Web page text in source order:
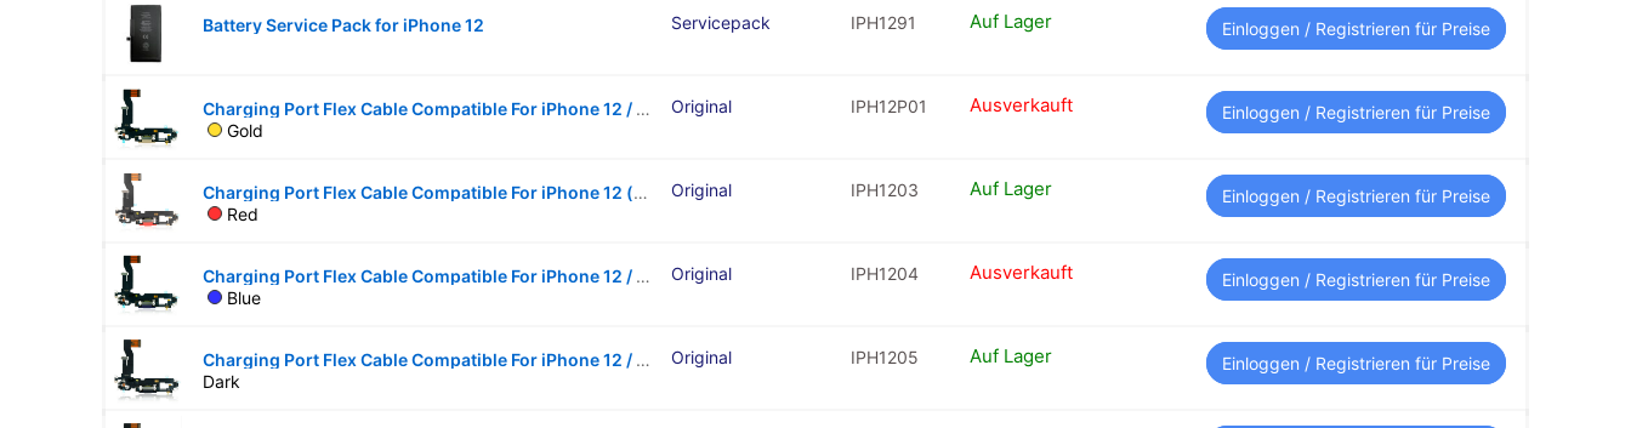
Battery Service Pack for iPhone 12 Servicepack IPH1291 Auf Lager Einloggen / Registrieren für Preise
Charging Port Flex Cable Compatible For iPhone 12 / 12 Pro (Gold) (Premium)
Gold
Original IPH12P01 Ausverkauft Einloggen / Registrieren für Preise
Charging Port Flex Cable Compatible For iPhone 12 (Red) (Premium)
Red
Original IPH1203 Auf Lager Einloggen / Registrieren für Preise
Charging Port Flex Cable Compatible For iPhone 12 / 12 Pro (PacifIC Blue) (Premium)
Blue
Original IPH1204 Ausverkauft Einloggen / Registrieren für Preise
Charging Port Flex Cable Compatible For iPhone 12 / 12 Pro (Graphite) (Premium)
Dark
Original IPH1205 Auf Lager Einloggen / Registrieren für Preise